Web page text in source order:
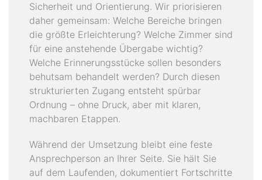
Sicherheit und Orientierung. Wir priorisieren
daher gemeinsam: Welche Bereiche bringen
die größte Erleichterung? Welche Zimmer sind
für eine anstehende Übergabe wichtig?
Welche Erinnerungsstücke sollen besonders
behutsam behandelt werden? Durch diesen
strukturierten Zugang entsteht spürbar
Ordnung – ohne Druck, aber mit klaren,
machbaren Etappen.
Während der Umsetzung bleibt eine feste
Ansprechperson an Ihrer Seite. Sie hält Sie
auf dem Laufenden, dokumentiert Fortschritte